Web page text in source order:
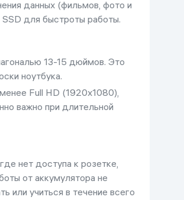
данных (фильмов, фото и
для быстроты работы.
13-15 дюймов. Это
ноутбука.
Full HD (1920x1080),
важно при длительной
нет доступа к розетке,
от аккумулятора не
или учиться в течение всего